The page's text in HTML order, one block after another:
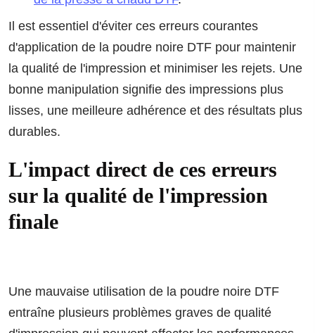
Il est essentiel d'éviter ces erreurs courantes
d'application de la poudre noire DTF pour maintenir
la qualité de l'impression et minimiser les rejets. Une
bonne manipulation signifie des impressions plus
lisses, une meilleure adhérence et des résultats plus
durables.
L'impact direct de ces erreurs
sur la qualité de l'impression
finale
Une mauvaise utilisation de la poudre noire DTF
entraîne plusieurs problèmes graves de qualité